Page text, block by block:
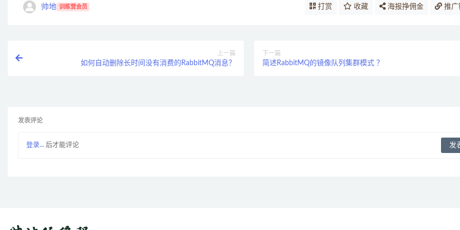
帅地 训练营会员 打赏 收藏 海报挣佣金 推广
上一篇
如何自动删除长时间没有消费的RabbitMQ消息？
下一篇
简述RabbitMQ的镜像队列集群模式 ？
发表评论
登录... 后才能评论